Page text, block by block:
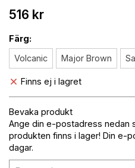
516 kr
Färg:
Volcanic
Major Brown
Finns ej i lagret
Bevaka produkt
Ange din e-postadress nedan
produkten finns i lager! Din e-
dagar.